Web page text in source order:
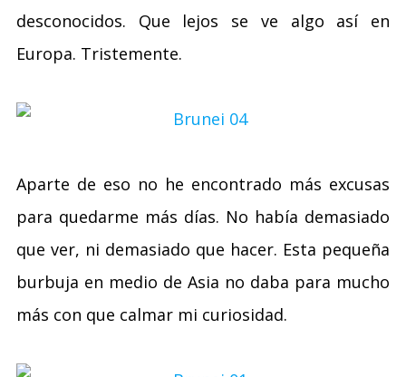
desconocidos. Que lejos se ve algo así en
Europa. Tristemente.
Aparte de eso no he encontrado más excusas
para quedarme más días. No había demasiado
que ver, ni demasiado que hacer. Esta pequeña
burbuja en medio de Asia no daba para mucho
más con que calmar mi curiosidad.